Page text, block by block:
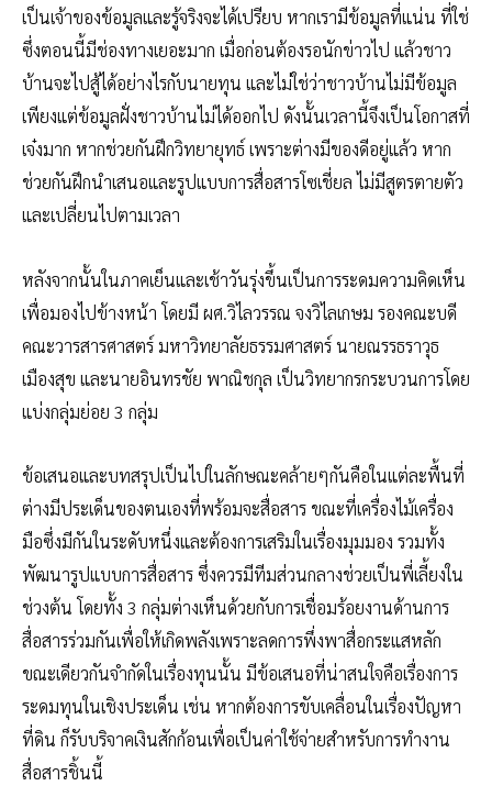
เป็นเจ้าของข้อมูลและรู้จริงจะได้เปรียบ หากเรามีข้อมูลที่แน่น ที่ใช่
ซึ่งตอนนี้มีช่องทางเยอะมาก เมื่อก่อนต้องรอนักข่าวไป แล้วชาว
บ้านจะไปสู้ได้อย่างไรกับนายทุน และไม่ใช่ว่าชาวบ้านไม่มีข้อมูล
เพียงแต่ข้อมูลฝั่งชาวบ้านไม่ได้ออกไป ดังนั้นเวลานี้จึงเป็นโอกาสที่
เจ๋งมาก หากช่วยกันฝึกวิทยายุทธ์ เพราะต่างมีของดีอยู่แล้ว หาก
ช่วยกันฝึกนำเสนอและรูปแบบการสื่อสารโซเชี่ยล ไม่มีสูตรตายตัว
และเปลี่ยนไปตามเวลา
หลังจากนั้นในภาคเย็นและเช้าวันรุ่งขึ้นเป็นการระดมความคิดเห็น
เพื่อมองไปข้างหน้า โดยมี ผศ.วิไลวรรณ จงวิไลเกษม รองคณะบดี
คณะวารสารศาสตร์ มหาวิทยาลัยธรรมศาสตร์ นายณรรธราวุธ
เมืองสุข และนายอินทรชัย พาณิชกุล เป็นวิทยากรกระบวนการโดย
แบ่งกลุ่มย่อย 3 กลุ่ม
ข้อเสนอและบทสรุปเป็นไปในลักษณะคล้ายๆกันคือในแต่ละพื้นที่
ต่างมีประเด็นของตนเองที่พร้อมจะสื่อสาร ขณะที่เครื่องไม้เครื่อง
มือซึ่งมีกันในระดับหนึ่งและต้องการเสริมในเรื่องมุมมอง รวมทั้ง
พัฒนารูปแบบการสื่อสาร ซึ่งควรมีทีมส่วนกลางช่วยเป็นพี่เลี้ยงใน
ช่วงต้น โดยทั้ง 3 กลุ่มต่างเห็นด้วยกับการเชื่อมร้อยงานด้านการ
สื่อสารร่วมกันเพื่อให้เกิดพลังเพราะลดการพึ่งพาสื่อกระแสหลัก
ขณะเดียวกันจำกัดในเรื่องทุนนั้น มีข้อเสนอที่น่าสนใจคือเรื่องการ
ระดมทุนในเชิงประเด็น เช่น หากต้องการขับเคลื่อนในเรื่องปัญหา
ที่ดิน ก็รับบริจาคเงินสักก้อนเพื่อเป็นค่าใช้จ่ายสำหรับการทำงาน
สื่อสารชิ้นนี้